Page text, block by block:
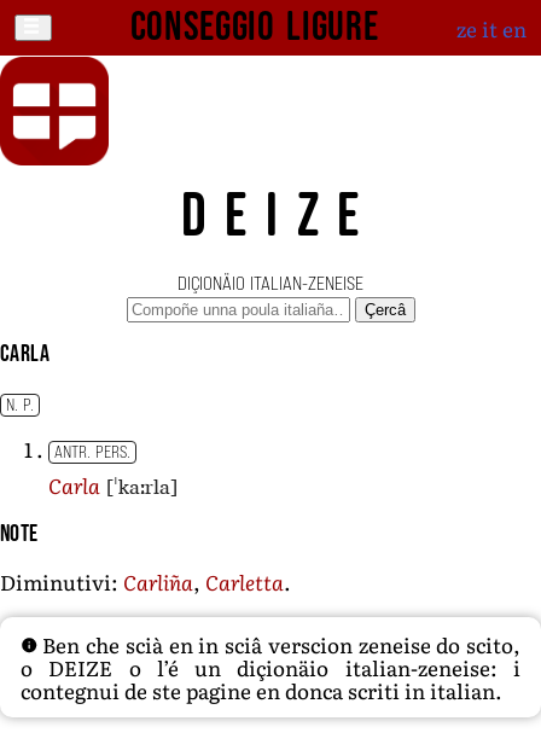
Conseggio ligure ze iten
DEIZE
DIÇIONÄIO ITALIAN-ZENEISE
Çercâ
Carla
N. P.
ANTR. PERS.
Carla [ˈkaːrla]
Note
Diminutivi: Carliña, Carletta.
Ben che scià en in sciâ verscion zeneise do scito,
o DEIZE o l’é un diçionäio italian-zeneise: i
contegnui de ste pagine en donca scriti in italian.